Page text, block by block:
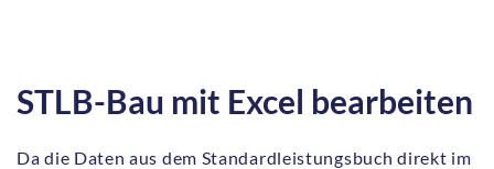
STLB-Bau mit Excel bearbeiten
Da die Daten aus dem Standardleistungsbuch direkt im